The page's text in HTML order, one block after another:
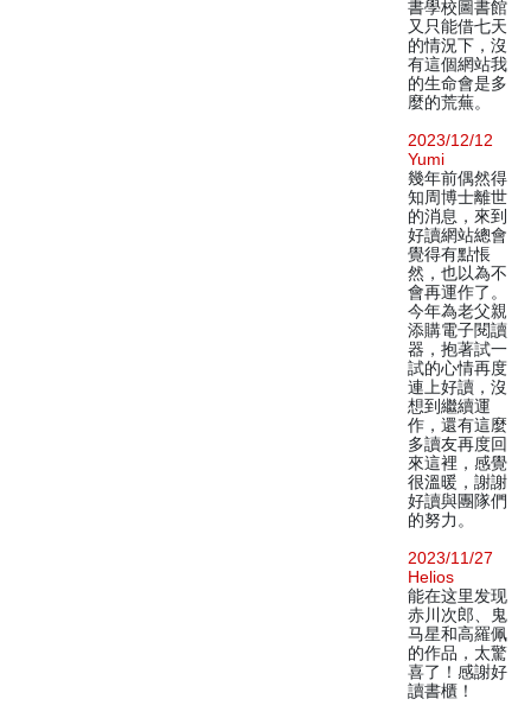
書學校圖書館
又只能借七天
的情況下，沒
有這個網站我
的生命會是多
麼的荒蕪。
2023/12/12
Yumi
幾年前偶然得
知周博士離世
的消息，來到
好讀網站總會
覺得有點悵
然，也以為不
會再運作了。
今年為老父親
添購電子閱讀
器，抱著試一
試的心情再度
連上好讀，沒
想到繼續運
作，還有這麼
多讀友再度回
來這裡，感覺
很溫暖，謝謝
好讀與團隊們
的努力。
2023/11/27
Helios
能在这里发现
赤川次郎、鬼
马星和高羅佩
的作品，太驚
喜了！感謝好
讀書櫃！